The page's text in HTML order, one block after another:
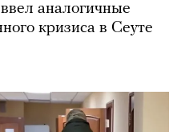
аналогичные
кризиса в Сеуте